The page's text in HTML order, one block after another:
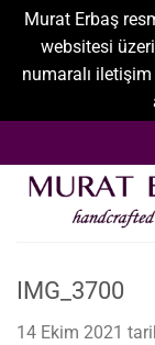
Murat Erbaş
websitesi
numaralı
atla
IMG_3700
14 Ekim 2021